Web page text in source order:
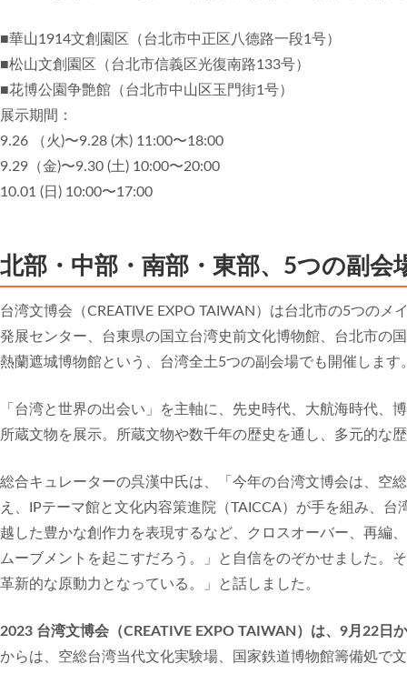
■華山1914文創園区（台北市中正区八德路一段1号）
■松山文創園区（台北市信義区光復南路133号）
■花博公園争艶館（台北市中山区玉門街1号）
展示期間：
9.26 （火)〜9.28 (木) 11:00〜18:00
9.29（金)〜9.30 (土) 10:00〜20:00
10.01 (日) 10:00〜17:00
北部・中部・南部・東部、5つの副会
台湾文博会（CREATIVE EXPO TAIWAN）は台北市の5つの
発展センター、台東県の国立台湾史前文化博物館、台北市の
熱蘭遮城博物館という、台湾全土5つの副会場でも開催します
「台湾と世界の出会い」を主軸に、先史時代、大航海時代、
所蔵文物を展示。所蔵文物や数千年の歴史を通し、多元的な
総合キュレーターの呉漢中氏は、「今年の台湾文博会は、空
え、IPテーマ館と文化内容策進院（TAICCA）が手を組み、
越した豊かな創作力を表現するなど、クロスオーバー、再編
ムーブメントを起こすだろう。」と自信をのぞかせました。
革新的な原動力となっている。」と話しました。
2023 台湾文博会（CREATIVE EXPO TAIWAN）は、9月22日
からは、空総台湾当代文化実験場、国家鉄道博物館籌備処で